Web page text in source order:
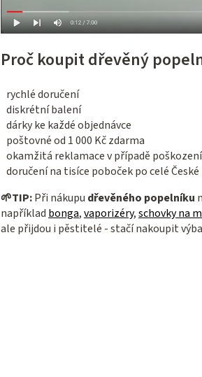
Proč koupit dřevěný
rychlé doručení
diskrétní balení
dárky ke každé objednávce
poštovné od 1 000 Kč zdarma
okamžitá reklamace v případě
doručení na tisíce poboček po celé
🌱TIP:Při nákupu dřevěného popelníku
například bonga,vaporizéry,schovky na
ale přijdou i pěstitelé - stačí nakoupit